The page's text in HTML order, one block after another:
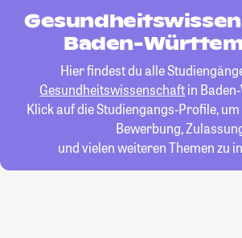
Baden-
Hier findest du alle
Gesundheitswissenschaftin
Klick auf die Studiengangs-Profile,
Bewerbung,
und vielen weiteren Themen zu